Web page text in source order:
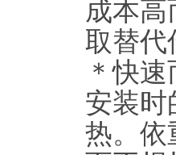
成本
取替代
＊快
安装时
热。依